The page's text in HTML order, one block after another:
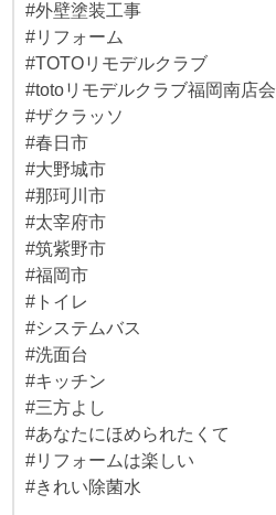
#外壁塗装工事
#リフォーム
#TOTOリモデルクラブ
#totoリモデルクラブ福岡南店会
#ザクラッソ
#春日市
#大野城市
#那珂川市
#太宰府市
#筑紫野市
#福岡市
#トイレ
#システムバス
#洗面台
#キッチン
#三方よし
#あなたにほめられたくて
#リフォームは楽しい
#きれい除菌水